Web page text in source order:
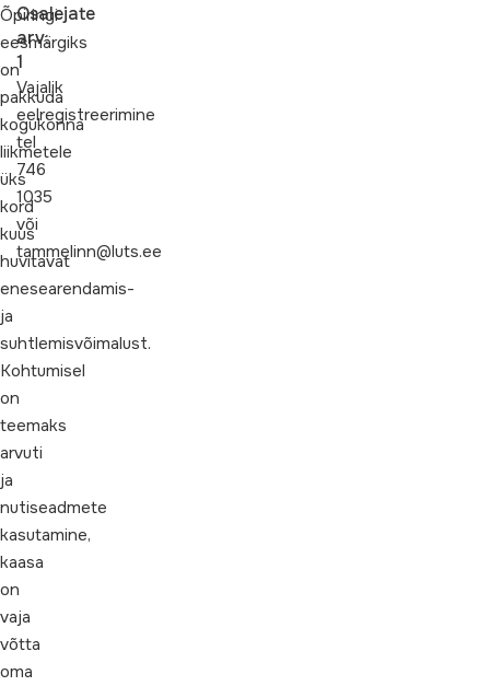
Õpiringi
eesmärgiks
on
pakkuda
kogukonna
liikmetele
üks
kord
kuus
huvitavat
enesearendamis-
ja
suhtlemisvõimalust.
Kohtumisel
on
teemaks
arvuti
ja
nutiseadmete
kasutamine,
kaasa
on
vaja
võtta
oma
Osalejate
arv:
1
Vajalik
eelregistreerimine
tel
746
1035
või
tammelinn@luts.ee